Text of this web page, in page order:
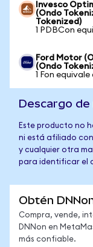
Invesco
(Ondo
Tokenized)
1 PDBCon
Ford Motor
(Ondo
1 Fon
Descargo
Este producto no
ni está afiliado con
y cualquier otra
para identificar el
Obtén
Compra, vende,
DNNon en
más confiable.